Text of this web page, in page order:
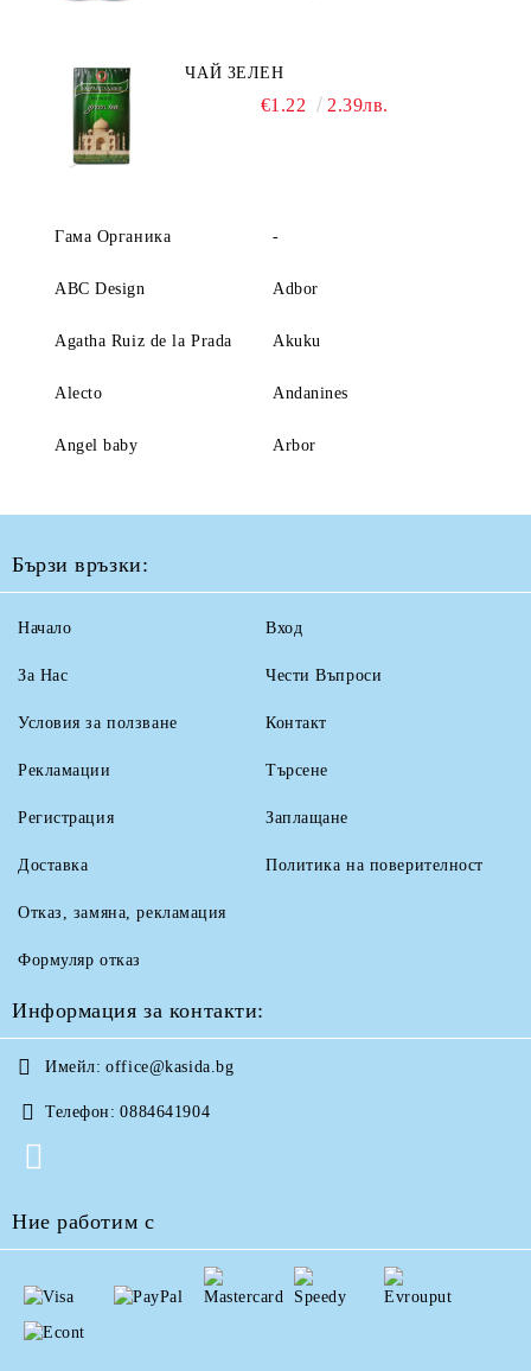
ЧАЙ ЗЕЛЕН
€1.22 2.39лв.
Гама Органика -
ABC Design Adbor
Agatha Ruiz de la Prada Akuku
Alecto Andanines
Angel baby Arbor
Бързи връзки:
Начало
За Нас
Условия за ползване
Рекламации
Вход
Чести Въпроси
Контакт
Търсене
Регистрация
Доставка
Отказ, замяна, рекламация
Формуляр отказ
Заплащане
Политика на поверителност
Информация за контакти:
Имейл: office@kasida.bg
Телефон: 0884641904
Ние работим с